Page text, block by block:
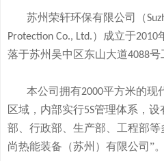
苏州荣轩环保有限公司（
Protection Co., Ltd.）成立于2010
落于苏州吴中区东山大道4088号
本公司拥有2000平方米的现
区域，内部实行5S管理体系，设
部、行政部、生产部、工程部
尚热能装备（苏州）有限公司”